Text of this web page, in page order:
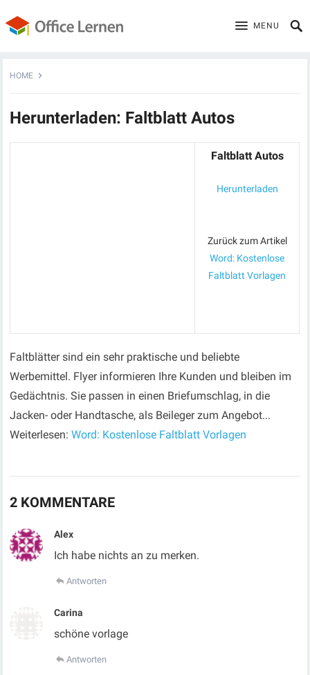
MENU
HOME
Herunterladen: Faltblatt Autos
Faltblatt Autos
Herunterladen
Zurück zum Artikel
Word: Kostenlose
Faltblatt Vorlagen
Faltblätter sind ein sehr praktische und beliebte
Werbemittel. Flyer informieren Ihre Kunden und bleiben im
Gedächtnis. Sie passen in einen Briefumschlag, in die
Jacken- oder Handtasche, als Beileger zum Angebot...
Weiterlesen:Word: Kostenlose Faltblatt Vorlagen
2 KOMMENTARE
Alex
Ich habe nichts an zu merken.
Antworten
Carina
schöne vorlage
Antworten